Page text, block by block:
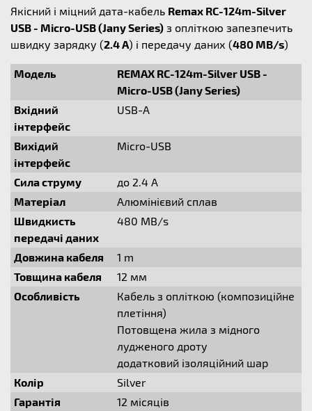
Якісний і міцний дата-кабель Remax RC-124m-Silver
USB - Micro-USB (Jany Series) з опліткою запезпечить
швидку зарядку (2.4 A) і передачу даних (480 MB/s)
Модель
REMAX RC-124m-Silver USB -
Micro-USB (Jany Series)
Вхідний
інтерфейс
USB-A
Вихідий
інтерфейс
Micro-USB
Сила струму
до 2.4 A
Матеріал
Алюмінієвий сплав
Швидкисть
передачі даних
480 MB/s
Довжина кабеля
1 m
Товщина кабеля
12 мм
Особливість
Кабель з опліткою (композиційне
плетіння)
Потовщена жила з мідного
лудженого дроту
додатковий ізоляційний шар
Колір
Silver
Гарантія
12 місяців